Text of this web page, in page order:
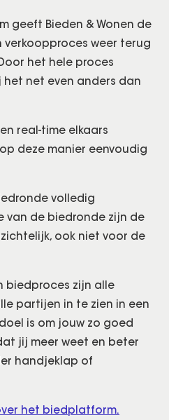
geeft Bieden & Wonen de
verkoopproces weer terug
het hele proces
net even anders dan
real-time elkaars
deze manier eenvoudig
volledig
van de biedronde zijn de
ook niet voor de
biedproces zijn alle
partijen in te zien in een
is om jouw zo goed
jij meer weet en beter
handjeklap of
het biedplatform.